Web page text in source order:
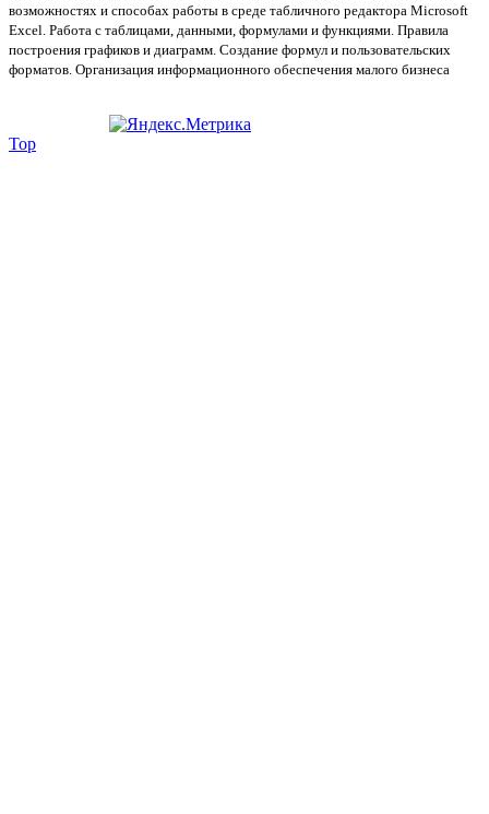
возможностях и способах работы в среде табличного редактора Microsoft
Excel. Работа с таблицами, данными, формулами и функциями. Правила
построения графиков и диаграмм. Создание формул и пользовательских
форматов. Организация информационного обеспечения малого бизнеса
Top